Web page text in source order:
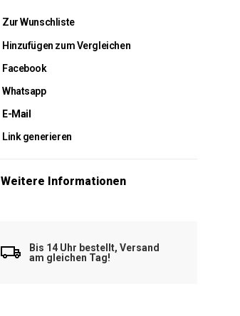
Zur Wunschliste
Hinzufügen zum Vergleichen
Facebook
Whatsapp
E-Mail
Link generieren
Weitere Informationen
Bis 14 Uhr bestellt, Versand
am gleichen Tag!